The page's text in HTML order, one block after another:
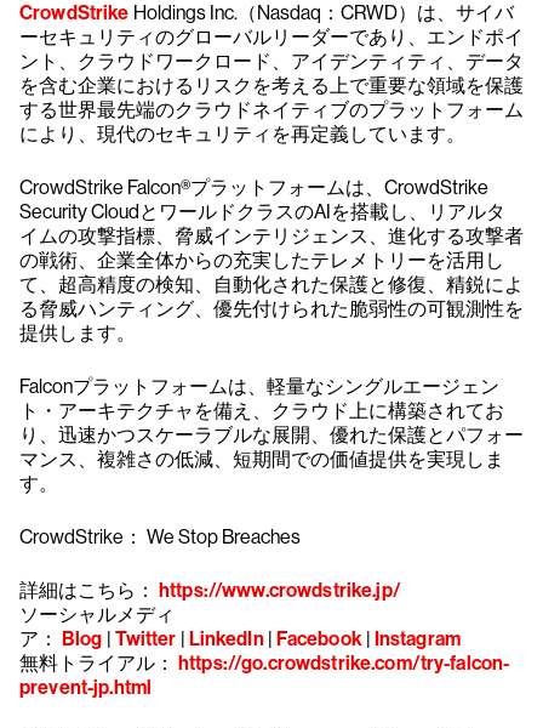
CrowdStrike Holdings Inc.（Nasdaq：CRWD）は、サイバ
ーセキュリティのグローバルリーダーであり、エンドポイ
ント、クラウドワークロード、アイデンティティ、データ
を含む企業におけるリスクを考える上で重要な領域を保護
する世界最先端のクラウドネイティブのプラットフォーム
により、現代のセキュリティを再定義しています。
CrowdStrike Falcon®プラットフォームは、CrowdStrike
Security CloudとワールドクラスのAIを搭載し、リアルタ
イムの攻撃指標、脅威インテリジェンス、進化する攻撃者
の戦術、企業全体からの充実したテレメトリーを活用し
て、超高精度の検知、自動化された保護と修復、精鋭によ
る脅威ハンティング、優先付けられた脆弱性の可観測性を
提供します。
Falconプラットフォームは、軽量なシングルエージェン
ト・アーキテクチャを備え、クラウド上に構築されてお
り、迅速かつスケーラブルな展開、優れた保護とパフォー
マンス、複雑さの低減、短期間での価値提供を実現しま
す。
CrowdStrike： We Stop Breaches
詳細はこちら： https://www.crowdstrike.jp/
ソーシャルメディ
ア： Blog | Twitter | LinkedIn| Facebook| Instagram
無料トライアル： https://go.crowdstrike.com/try-falcon-
prevent-jp.html